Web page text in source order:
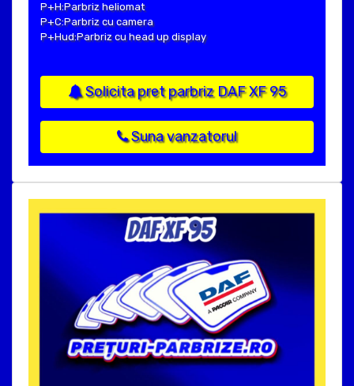
P+H:Parbriz heliomat
P+C:Parbriz cu camera
P+Hud:Parbriz cu head up display
Solicita pret parbriz DAF XF 95
Suna vanzatorul